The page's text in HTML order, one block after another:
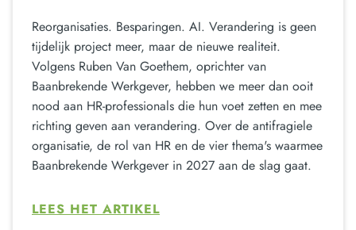
Reorganisaties. Besparingen. AI. Verandering is geen
tijdelijk project meer, maar de nieuwe realiteit.
Volgens Ruben Van Goethem, oprichter van
Baanbrekende Werkgever, hebben we meer dan ooit
nood aan HR-professionals die hun voet zetten en mee
richting geven aan verandering. Over de antifragiele
organisatie, de rol van HR en de vier thema's waarmee
Baanbrekende Werkgever in 2027 aan de slag gaat.
LEES HET ARTIKEL